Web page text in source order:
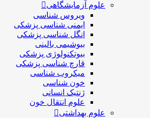
علوم آزمایشگاهی
ویروس شناسی
ایمنی شناسی پزشكی
انگل شناسی پزشکی
بیوشیمی بالینی
بیوتکنولوژی پزشکی
قارچ شناسی پزشکی
ميكروب شناسی
خون شناسی
ژنتیک انسانی
علوم انتقال خون
علوم بهداشتی